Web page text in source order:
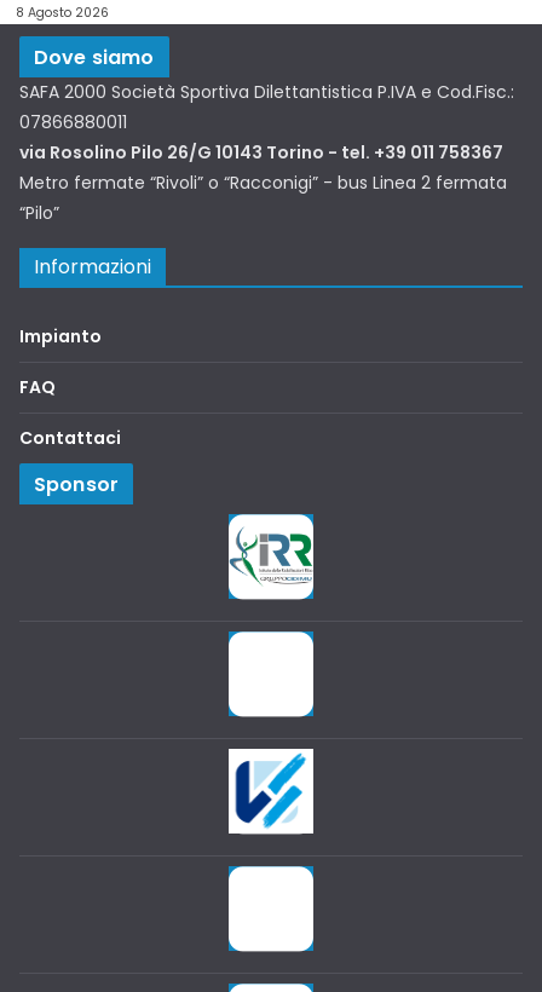
8 Agosto 2026
Dove siamo
SAFA 2000 Società Sportiva Dilettantistica P.IVA e Cod.Fisc.:
07866880011
via Rosolino Pilo 26/G 10143 Torino - tel. +39 011 758367
Metro fermate “Rivoli” o “Racconigi” - bus Linea 2 fermata
“Pilo”
Informazioni
Impianto
FAQ
Contattaci
Sponsor